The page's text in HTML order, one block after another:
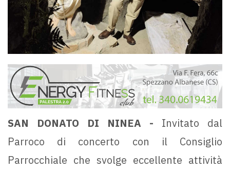
SAN DONATO DI NINEA - Invitato dal
Parroco di concerto con il Consiglio
Parrocchiale che svolge eccellente attività